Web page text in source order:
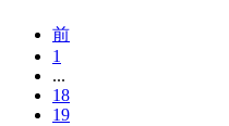
前
1
...
18
19